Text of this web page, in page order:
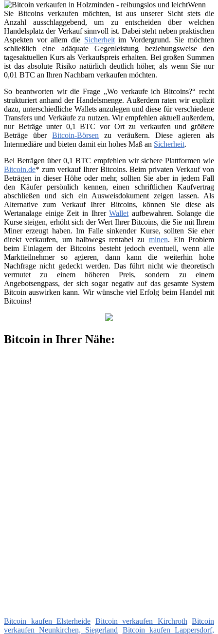
Wenn
Sie Bitcoins verkaufen möchten, ist aus unserer Sicht stets die
Anzahl ausschlaggebend, um zu entscheiden über welchen
Handelsplatz der Verkauf sinnvoll ist. Dabei steht neben praktischen
Aspekten vor allem die Sicherheitim Vordergrund. Sie möchten
schließlich eine adäquate Gegenleistung beziehungsweise den
tagesaktuellen Kurs als Verkaufspreis erhalten. Bei großen Summen
ist das absolute Risiko natürlich deutlich höher, als wenn Sie nur
0,01 BTC an Ihren Nachbarn verkaufen möchten.
So beantworten wir die Frage „Wo verkaufe ich Bitcoins?“ recht
strukturiert anhand der Handelsmenge. Außerdem raten wir explizit
dazu, unterschiedliche Wallets anzulegen und diese für verschiedene
Transfers und Verkäufe zu nutzen. Wir empfehlen aktuell außerdem,
nur Beträge unter 0,1 BTC vor Ort zu verkaufen und größere
Beträge überBitcoin-Börsen zu veräußern. Diese agieren als
Intermediäre und bieten damit ein hohes Maß an Sicherheit.
Bei Beträgen über 0,1 BTC empfehlen wir sichere Plattformen wie
Bitcoin.de* zum verkauf Ihrer Bitcoins. Beim privaten Verkauf von
Beträgen in dieser Höhe oder mehr, sollten Sie aber in jedem Fall
den Käufer persönlich kennen, einen schriftlichen Kaufvertrag
abschließen und sich ein Ausweisdokument zeigen lassen. Als
Alternative zum Verkauf Ihrer Bitcoins, können Sie diese als
Wertanalage einige Zeit in IhrerWallet aufbewahren. Solange die
Kurse steigen, erhöht sich der Wert Ihrer Bitcoins, die Sie mit Ihrem
Miner erzeugt haben. Im Falle sinkender Kurse, sollten Sie eher
direkt verkaufen, um halbwegs rentabel zu minen. Ein Problem
beim Einlagern der Bitcoins besteht jedoch eventuell, wenn alle
Marktteilnehmer so agieren, dann kann die weiterhin hohe
Nachfrage nicht gedeckt werden. Das führt nicht wie theoretisch
vermutet zu einem höheren Preis, sondern zu einem
Angebotsengpass, der sich sogar negativ auf das gesamte System
Bitcoin auswirken kann. Wir wünsche viel Erfolg beim Handel mit
Bitcoins!
Bitcoin in Ihrer Nähe:
Bitcoin kaufen Elsterheide Bitcoin verkaufen Kirchroth Bitcoin
verkaufen Neunkirchen, Siegerland
Bitcoin kaufen Lappersdorf,